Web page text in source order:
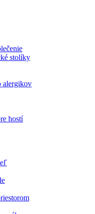
stolíky
alergikov
hostí